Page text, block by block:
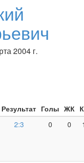
2004 г.
Результат Голы ЖК
2:3 0 0